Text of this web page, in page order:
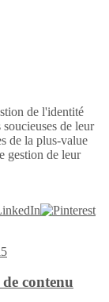
de l'identité
de leur
de la plus-value
gestion de leur
contenu